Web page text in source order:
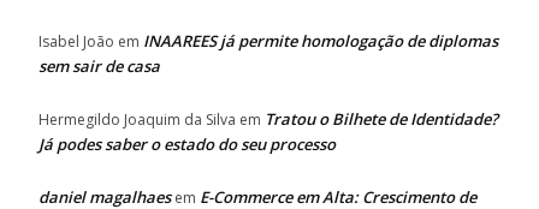
Isabel João em INAAREES já permite homologação de diplomas
sem sair de casa
Hermegildo Joaquim da Silva em Tratou o Bilhete de Identidade?
Já podes saber o estado do seu processo
daniel magalhaesem E-Commerce em Alta: Crescimento de